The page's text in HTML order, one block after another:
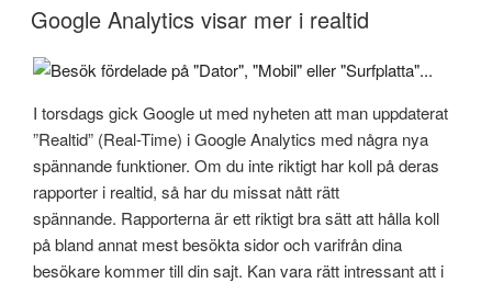
Google Analytics visar mer i realtid
I torsdags gick Google ut med nyheten att man uppdaterat
”Realtid” (Real-Time) i Google Analytics med några nya
spännande funktioner. Om du inte riktigt har koll på deras
rapporter i realtid, så har du missat nått rätt
spännande. Rapporterna är ett riktigt bra sätt att hålla koll
på bland annat mest besökta sidor och varifrån dina
besökare kommer till din sajt. Kan vara rätt intressant att i